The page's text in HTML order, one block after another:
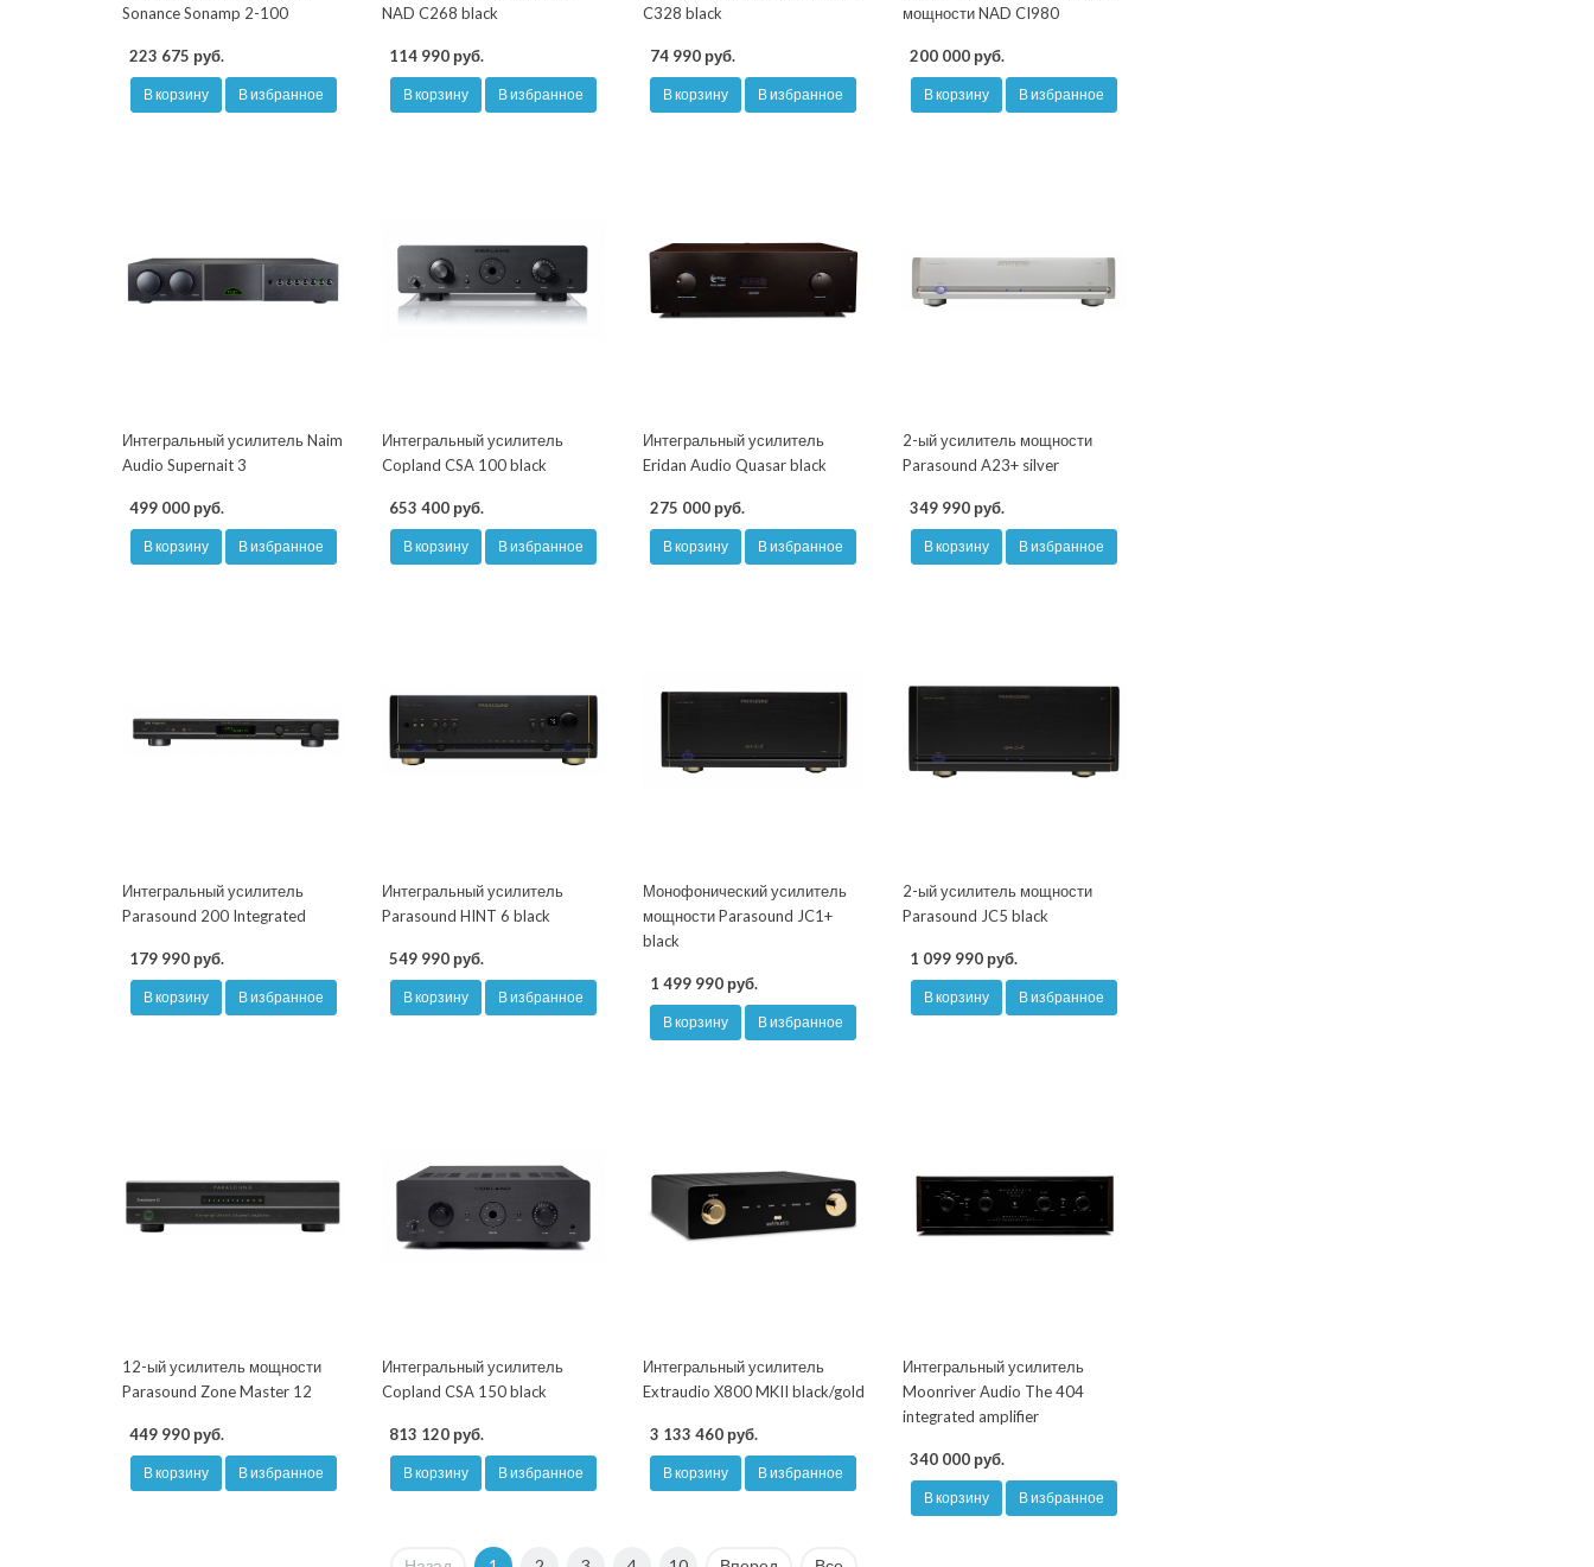
Sonance Sonamp 2-100
223 675 руб.
В корзину В избранное
NAD C268 black
114 990 руб.
В корзину В избранное
C328 black
74 990 руб.
В корзину В избранное
мощности NAD CI980
200 000 руб.
В корзину В избранное
Интегральный усилитель Naim
Audio Supernait 3
499 000 руб.
В корзину В избранное
Интегральный усилитель
Copland CSA 100 black
653 400 руб.
В корзину В избранное
Интегральный усилитель
Eridan Audio Quasar black
275 000 руб.
В корзину В избранное
2-ый усилитель мощности
Parasound A23+ silver
349 990 руб.
В корзину В избранное
Интегральный усилитель
Parasound 200 Integrated
179 990 руб.
В корзину В избранное
Интегральный усилитель
Parasound HINT 6 black
549 990 руб.
В корзину В избранное
Монофонический усилитель
мощности Parasound JC1+
black
1 499 990 руб.
В корзину В избранное
2-ый усилитель мощности
Parasound JC5 black
1 099 990 руб.
В корзину В избранное
12-ый усилитель мощности
Parasound Zone Master 12
449 990 руб.
В корзину В избранное
Интегральный усилитель
Copland CSA 150 black
813 120 руб.
В корзину В избранное
Интегральный усилитель
Extraudio X800 MKII black/gold
3 133 460 руб.
В корзину В избранное
Интегральный усилитель
Moonriver Audio The 404
integrated amplifier
340 000 руб.
В корзину В избранное